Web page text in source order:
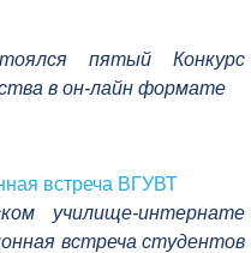
пятый Конкурс
в он-лайн формате
встреча ВГУВТ
училище-интернате
встреча студентов